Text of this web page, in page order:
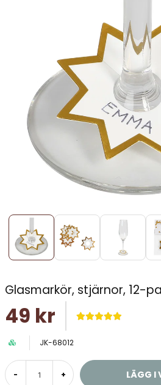
Glasmarkör, stjärnor, 12-
49 kr
JK-68012
- + LÄGG I